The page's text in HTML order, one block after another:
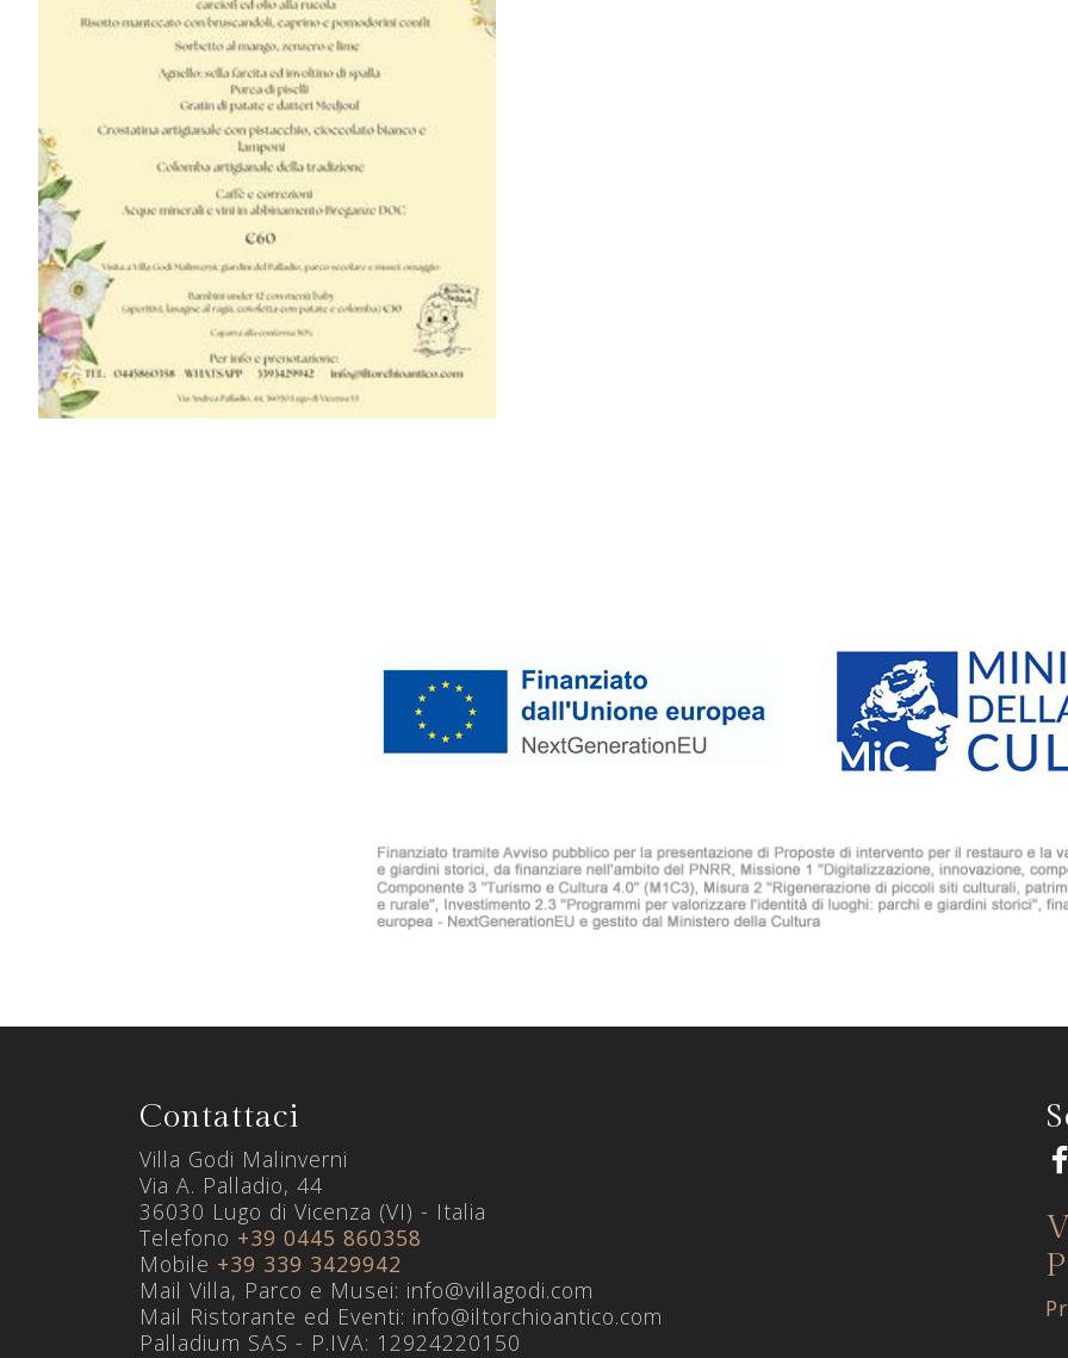
Contattaci
Villa Godi Malinverni
Via A. Palladio, 44
36030 Lugo di Vicenza (VI) - Italia
Telefono +39 0445 860358
Mobile +39 339 3429942
Mail Villa, Parco e Musei: info@villagodi.com
Mail Ristorante ed Eventi: info@iltorchioantico.com
Palladium SAS - P.IVA: 12924220150